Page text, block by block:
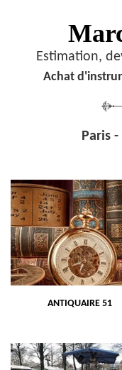
Estimation,
Achat
Paris
ANTIQUAIRE 51